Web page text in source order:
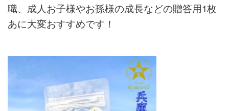
職、成人お子様やお孫様の成長などの贈答用1枚
あに大変おすすめです！